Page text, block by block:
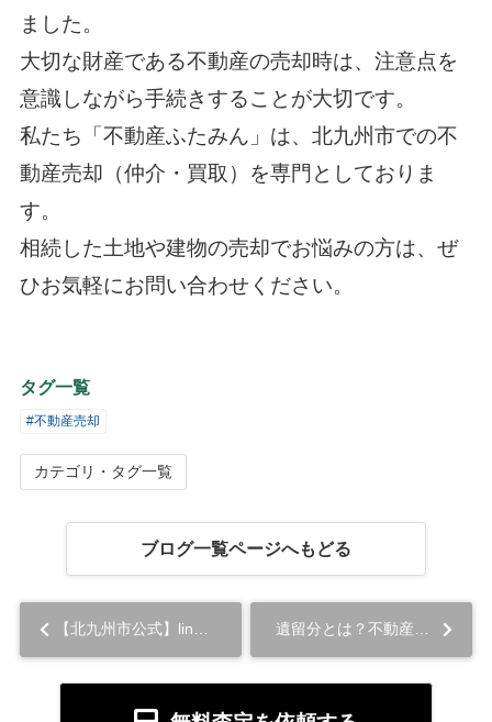
ました。
大切な財産である不動産の売却時は、注意点を
意識しながら手続きすることが大切です。
私たち「不動産ふたみん」は、北九州市での不
動産売却（仲介・買取）を専門としておりま
す。
相続した土地や建物の売却でお悩みの方は、ぜ
ひお気軽にお問い合わせください。
タグ一覧
#不動産売却
カテゴリ・タグ一覧
ブログ一覧ページへもどる
【北九州市公式】lineで友達登録... 遺留分とは？不動産評価額の決め方や決まらないときの対処法...